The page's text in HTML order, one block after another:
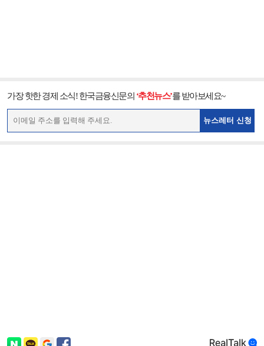
가장 핫한 경제 소식! 한국금융신문의 ‘추천뉴스’를 받아보세요~
뉴스레터 신청